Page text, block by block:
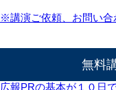
※講演ご依頼、お問い合
無料
広報PRの基本が１０日